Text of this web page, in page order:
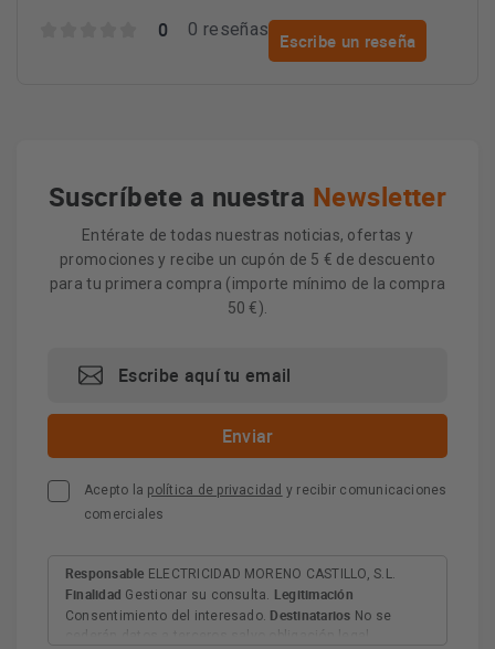
0 0 reseñas
Escribe un reseña
Suscríbete a nuestra Newsletter
Entérate de todas nuestras noticias, ofertas y
promociones y recibe un cupón de 5 € de descuento
para tu primera compra (importe mínimo de la compra
50 €).
Acepto la política de privacidad y recibir comunicaciones
comerciales
Responsable ELECTRICIDAD MORENO CASTILLO, S.L.
Finalidad Gestionar su consulta. Legitimación
Consentimiento del interesado. Destinatarios No se